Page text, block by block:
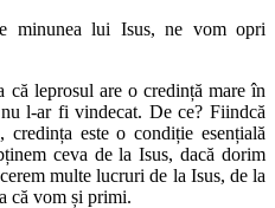
minunea lui Isus, ne vom opri
leprosul are o credință mare în
l-ar fi vindecat. De ce? Fiindcă
credința este o condiție esențială
ceva de la Isus, dacă dorim
multe lucruri de la Isus, de la
că vom și primi.